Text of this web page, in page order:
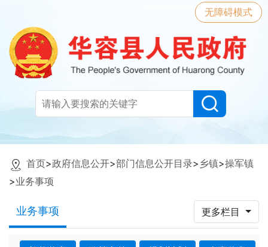
无障碍模式
首页>政府信息公开>部门信息公开目录> 乡镇>操军镇
>业务事项
业务事项 更多栏目